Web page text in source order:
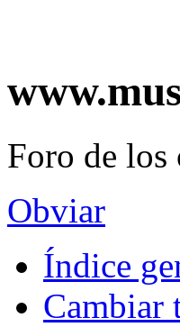
Foro de los
Obviar
Índice
Cambiar